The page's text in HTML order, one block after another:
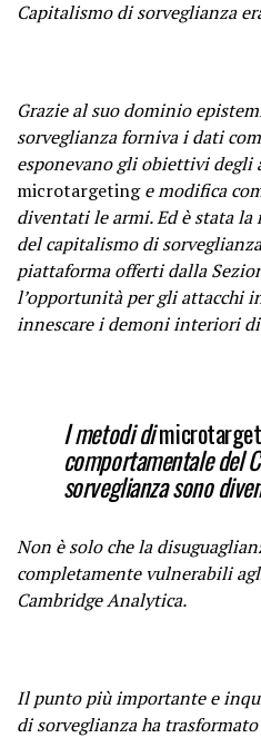
Capitalismo di sorveglianza
Grazie al suo dominio
sorveglianza forniva i dati
esponevano gliobiettividegli
microtargetinge modifica
diventati learmi.Ed è stata
del capitalismo di
piattaforma offerti dalla
l’opportunitàper gli attacchi
innescare i demoni interiori
I metodi di
comportamentale del
sorveglianza sono
Non è solo che la
completamente vulnerabili
Cambridge Analytica.
Il punto più importante e
di sorveglianza ha